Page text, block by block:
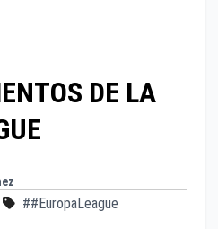
DE LA
##EuropaLeague